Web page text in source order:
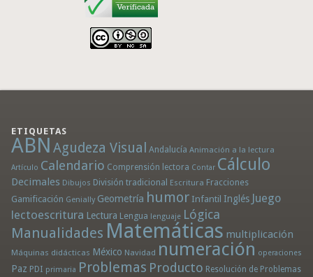
ETIQUETAS
ABN Agudeza Visual Andalucía Animación a la lectura
Artículo Calendario Comprensión lectora Contar Cálculo
Decimales Dibujos División tradicional Escritura Fracciones
Gamificación Genially Geometría humor Infantil Inglés Juego
lectoescritura Lectura Lengua lenguaje Lógica
Manualidades Matemáticas multiplicación
Máquinas didácticas México Navidad numeración operaciones
Paz PDI primaria Problemas Producto Resolución de Problemas